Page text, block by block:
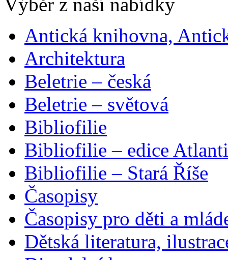
Antická knihovna,
Architektura
Beletrie – česká
Beletrie – světová
Bibliofilie
Bibliofilie – edice
Bibliofilie – Stará Říše
Časopisy
Časopisy pro děti a
Dětská literatura,